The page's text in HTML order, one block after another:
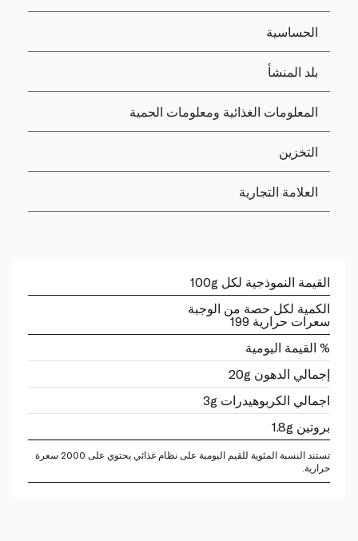
الحساسية
بلد المنشأ
المعلومات الغذائية ومعلومات الحمية
التخزين
العلامة التجارية
القيمة النموذجية لكل 100g
الكمية لكل حصة من الوجبة
سعرات حرارية 199
% القيمة اليومية
إجمالي الدهون 20g
اجمالي الكربوهيدرات 3g
بروتين 1.8g
تستند النسبة المئوية للقيم اليومية على نظام غذائي يحتوي على 2000 سعرة
حرارية.